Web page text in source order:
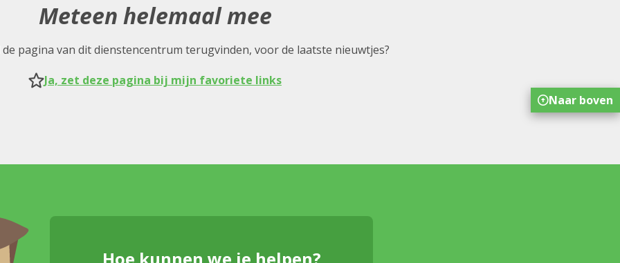
Meteen helemaal mee
pagina van dit dienstencentrum terugvinden, voor de laatste nieuwtjes?
Ja, zet deze pagina bij mijn favoriete links
Naar boven